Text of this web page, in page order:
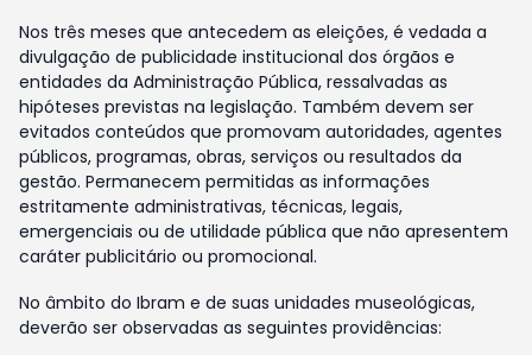
Nos três meses que antecedem as eleições, é vedada a
divulgação de publicidade institucional dos órgãos e
entidades da Administração Pública, ressalvadas as
hipóteses previstas na legislação. Também devem ser
evitados conteúdos que promovam autoridades, agentes
públicos, programas, obras, serviços ou resultados da
gestão. Permanecem permitidas as informações
estritamente administrativas, técnicas, legais,
emergenciais ou de utilidade pública que não apresentem
caráter publicitário ou promocional.
No âmbito do Ibram e de suas unidades museológicas,
deverão ser observadas as seguintes providências: